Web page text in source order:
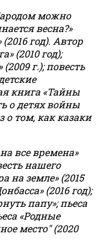
можно
весна?»
год). Автор
(2010 год);
г.); повесть
книга «Тайны
о детях войны
о том, как казаки
все времена»
нашего
на земле» (2015
(2016 год);
папу»; пьеса
«Родные
место" (2020